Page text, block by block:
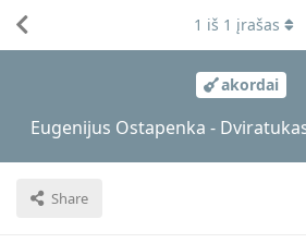
akordai
Eugenijus Ostapenka -
Share
1 iš 1 įrašas